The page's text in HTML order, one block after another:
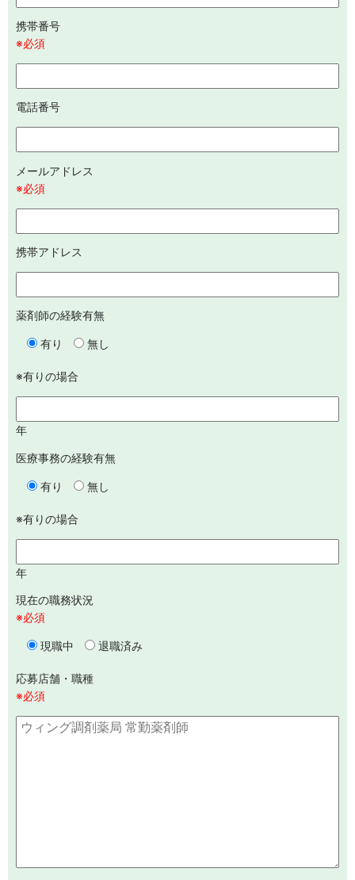
携帯番号
※必須
電話番号
メールアドレス
※必須
携帯アドレス
薬剤師の経験有無
有り 無し
※有りの場合
年
医療事務の経験有無
有り 無し
※有りの場合
年
現在の職務状況
※必須
現職中 退職済み
応募店舗・職種
※必須